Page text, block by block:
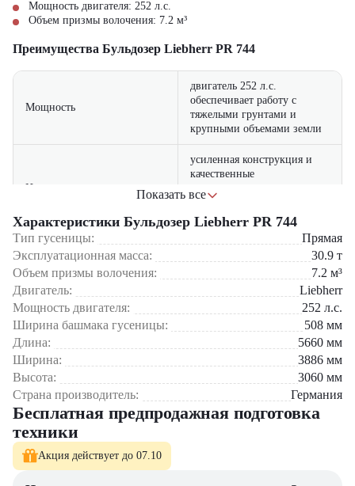
Мощность двигателя: 252 л.с.
Объем призмы волочения: 7.2 м³
Преимущества Бульдозер Liebherr PR 744
Мощность
двигатель 252 л.с.
обеспечивает работу с
тяжелыми грунтами и
крупными объемами земли
Надежность
усиленная конструкция и
качественные
гарантируют долгий срок
службы техники
Производительность
большой объем призмы
волочения и высокая
эксплуатационная масса
Экономичность
оптимизированный расход
топлива снижает
эксплуатационные затраты
современная кабина с
эргономичным управлением
и системами безопасности
Показать все
Характеристики Бульдозер Liebherr PR 744
Тип гусеницы:
Прямая
Эксплуатационная масса:
30.9 т
Объем призмы волочения:
7.2 м³
Двигатель:
Liebherr
Мощность двигателя:
252 л.с.
Ширина башмака гусеницы:
508 мм
Длина:
5660 мм
Ширина:
3886 мм
Высота:
3060 мм
Страна производитель:
Германия
Бесплатная предпродажная подготовка
техники
Акция действует до 07.10